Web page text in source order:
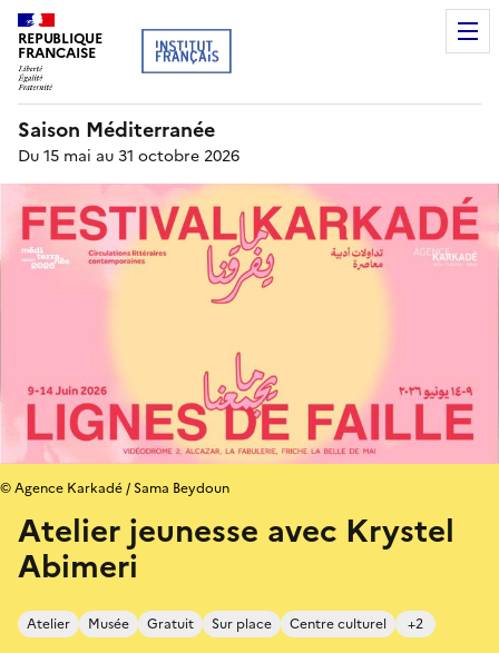
REPUBLIQUE
FRANCAISE
Saison Méditerranée
Du 15 mai au 31 octobre 2026
Atelier jeunesse avec Krystel
Abimeri
Atelier Musée Gratuit Sur place Centre culturel +2
© Agence Karkadé / Sama Beydoun